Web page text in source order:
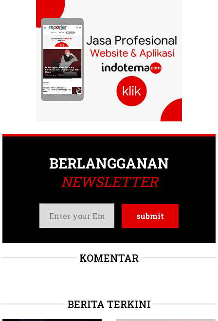
BERLANGGANAN
NEWSLETTER
KOMENTAR
BERITA TERKINI